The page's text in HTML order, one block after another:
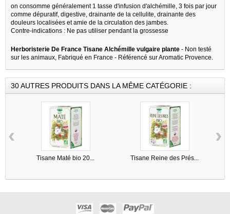
on consomme généralement 1 tasse d'infusion d'alchémille, 3 fois par jour
comme dépuratif, digestive, drainante de la cellulite, drainante des
douleurs localisées et amie de la circulation des jambes.
Contre-indications : Ne pas utiliser pendant la grossesse
Herboristerie De France Tisane Alchémille vulgaire plante - Non testé
sur les animaux, Fabriqué en France - Référencé sur Aromatic Provence.
30 AUTRES PRODUITS DANS LA MÊME CATÉGORIE :
Tisane Maté bio 20... Tisane Reine des Prés...
‹ ›